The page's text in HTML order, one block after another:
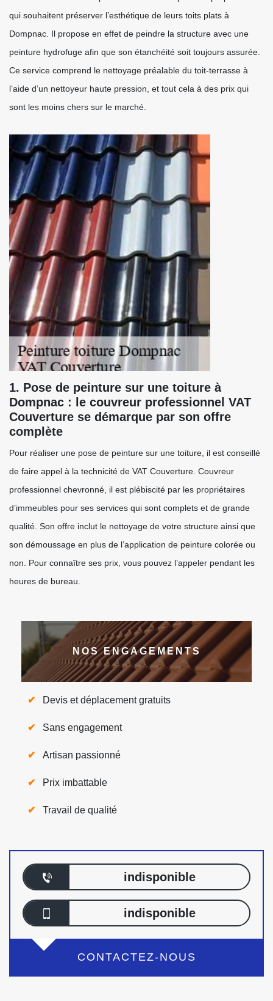
qui souhaitent préserver l’esthétique de leurs toits plats à
Dompnac. Il propose en effet de peindre la structure avec une
peinture hydrofuge afin que son étanchéité soit toujours assurée.
Ce service comprend le nettoyage préalable du toit-terrasse à
l’aide d’un nettoyeur haute pression, et tout cela à des prix qui
sont les moins chers sur le marché.
1. Pose de peinture sur une toiture à
Dompnac : le couvreur professionnel VAT
Couverture se démarque par son offre
complète
Pour réaliser une pose de peinture sur une toiture, il est conseillé
de faire appel à la technicité de VAT Couverture. Couvreur
professionnel chevronné, il est plébiscité par les propriétaires
d’immeubles pour ses services qui sont complets et de grande
qualité. Son offre inclut le nettoyage de votre structure ainsi que
son démoussage en plus de l’application de peinture colorée ou
non. Pour connaître ses prix, vous pouvez l’appeler pendant les
heures de bureau.
NOS ENGAGEMENTS
Devis et déplacement gratuits
Sans engagement
Artisan passionné
Prix imbattable
Travail de qualité
indisponible
indisponible
CONTACTEZ-NOUS